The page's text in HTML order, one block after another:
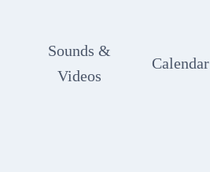
Sounds &
Videos
Calendar